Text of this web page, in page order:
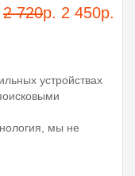
2 720р. 2 450р.
устройствах
мы не